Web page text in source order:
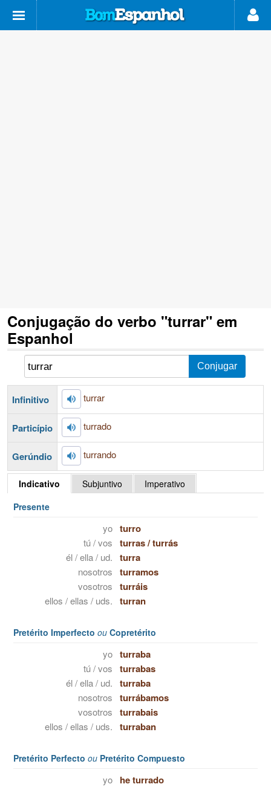
Conjugação do verbo "turrar" em
Espanhol
Infinitivo turrar
Particípio turrado
Gerúndio turrando
Indicativo Subjuntivo
Imperativo
Presente
yo turro
tú / vos turras/turrás
él / ella / ud. turra
nosotros turramos
vosotros turráis
ellos / ellas / uds. turran
Pretérito Imperfecto ou Copretérito
yo turraba
tú / vos turrabas
él / ella / ud. turraba
nosotros turrábamos
vosotros turrabais
ellos / ellas / uds. turraban
Pretérito Perfecto ou Pretérito Compuesto
yo he turrado